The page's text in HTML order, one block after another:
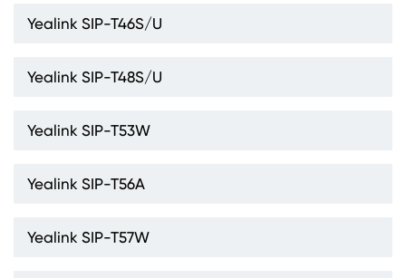
Yealink SIP-T46S/U
Yealink SIP-T48S/U
Yealink SIP-T53W
Yealink SIP-T56A
Yealink SIP-T57W